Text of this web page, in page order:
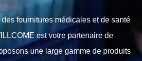
fournitures médicales et de santé
est votre partenaire de
une large gamme de produits